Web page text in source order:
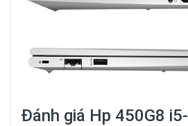
Đánh giá Hp 450G8 i5-